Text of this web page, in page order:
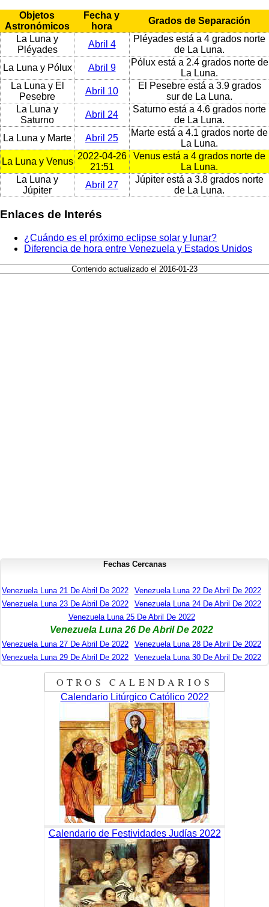
Objetos
Astronómicos
Fecha y
hora
Grados de Separación
La Luna y
Pléyades
Abril 4
Pléyades está a 4 grados norte
de La Luna.
La Luna y Pólux
Abril 9
Pólux está a 2.4 grados norte de
La Luna.
La Luna y El
Pesebre
Abril 10
El Pesebre está a 3.9 grados
sur de La Luna.
La Luna y
Saturno
Abril 24
Saturno está a 4.6 grados norte
de La Luna.
La Luna y Marte
Abril 25
Marte está a 4.1 grados norte de
La Luna.
La Luna y Venus
2022-04-26
21:51
Venus está a 4 grados norte de
La Luna.
La Luna y
Júpiter
Abril 27
Júpiter está a 3.8 grados norte
de La Luna.
Enlaces de Interés
¿Cuándo es el próximo eclipse solar y lunar?
Diferencia de hora entre Venezuela y Estados Unidos
Contenido actualizado el 2016-01-23
Fechas Cercanas
Venezuela Luna 21 De Abril De 2022
Venezuela Luna 22 De Abril De 2022
Venezuela Luna 23 De Abril De 2022
Venezuela Luna 24 De Abril De 2022
Venezuela Luna 25 De Abril De 2022
Venezuela Luna 26 De Abril De 2022
Venezuela Luna 27 De Abril De 2022
Venezuela Luna 28 De Abril De 2022
Venezuela Luna 29 De Abril De 2022
Venezuela Luna 30 De Abril De 2022
OTROS CALENDARIOS
Calendario Litúrgico Católico 2022
Calendario de Festividades Judías 2022